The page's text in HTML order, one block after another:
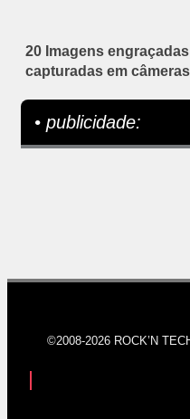
20 Imagens
capturadas em
• publicidade:
©2008-2026 ROCK’N